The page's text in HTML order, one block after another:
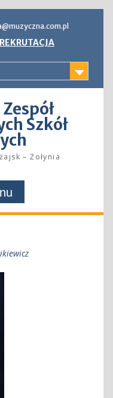
REKRUTACJA
Szkół
– Żołynia